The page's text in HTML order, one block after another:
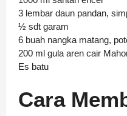
3 lembar daun pandan,
½ sdt garam
6 buah nangka matang,
200 ml gula aren cair
Es batu
Cara